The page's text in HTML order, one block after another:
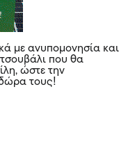
με ανυπομονησία και
που θα
ώστε την
δώρα τους!